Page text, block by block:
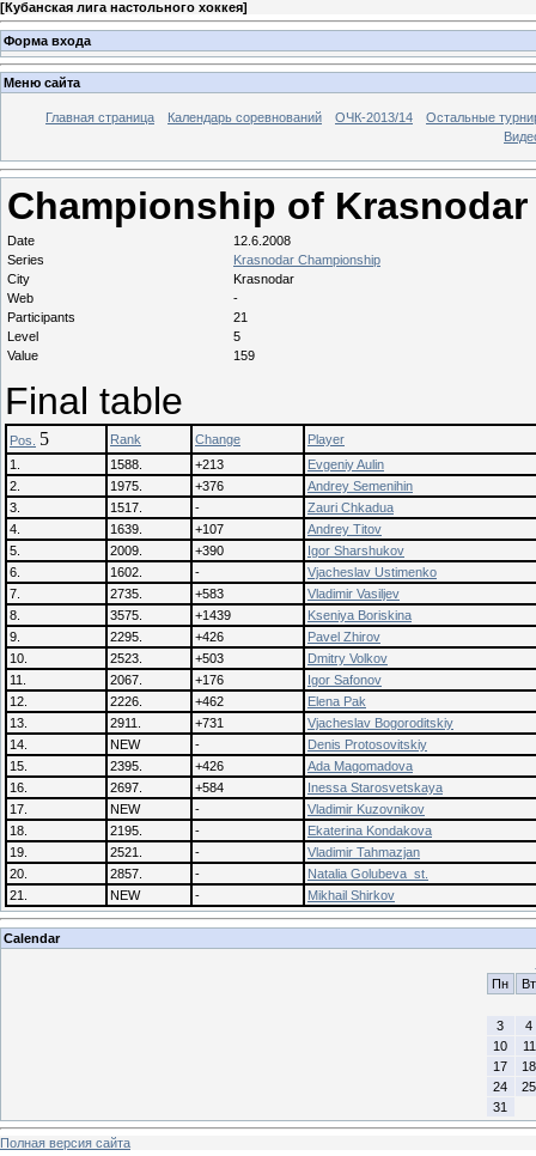
[Кубанская лига настольного хоккея]
Форма входа
Меню сайта
Главная страница Календарь соревнований ОЧК-2013/14
Остальные
Championship of Krasnodar
Date
12.6.2008
Series
Krasnodar Championship
City
Krasnodar
Web
-
Participants
21
Level
5
Value
159
Final table
Pos. 5 Rank Change
Player
1.
1588. +213
Evgeniy Aulin
2.
1975. +376
Andrey Semenihin
3.
1517. -
Zauri Chkadua
4.
1639. +107
Andrey Titov
5.
2009. +390
Igor Sharshukov
6.
1602. -
Vjacheslav Ustimenko
7.
2735. +583
Vladimir Vasiljev
8.
3575. +1439
Kseniya Boriskina
9.
2295. +426
Pavel Zhirov
10.
2523. +503
Dmitry Volkov
11.
2067. +176
Igor Safonov
12.
2226. +462
Elena Pak
13.
2911. +731
Vjacheslav Bogoroditskiy
14.
NEW -
Denis Protosovitskiy
15.
2395. +426
Ada Magomadova
16.
2697. +584
Inessa Starosvetskaya
17.
NEW -
Vladimir Kuzovnikov
18.
2195. -
Ekaterina Kondakova
19.
2521. -
Vladimir Tahmazjan
20.
2857. -
Natalia Golubeva_st.
21.
NEW - Mikhail Shirkov
Calendar
Пн
Вт
3
4
10
11
17
18
24
25
31
Полная версия сайта